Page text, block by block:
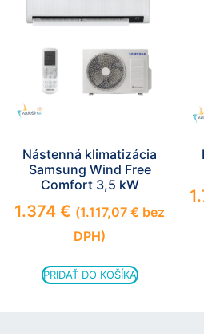
Nástenná klimatizácia
Samsung Wind Free
Comfort 3,5 kW
1.374 € (1.117,07 € bez
DPH)
PRIDAŤ DO KOŠÍKA